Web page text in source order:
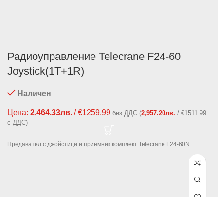
Радиоуправление Telecrane F24-60
Joystick(1T+1R)
Наличен
Цена: 2,464.33лв. / €1259.99 без ДДС (2,957.20лв. / €1511.99
с ДДС)
Предавател с джойстици и приемник комплект Telecrane F24-60N